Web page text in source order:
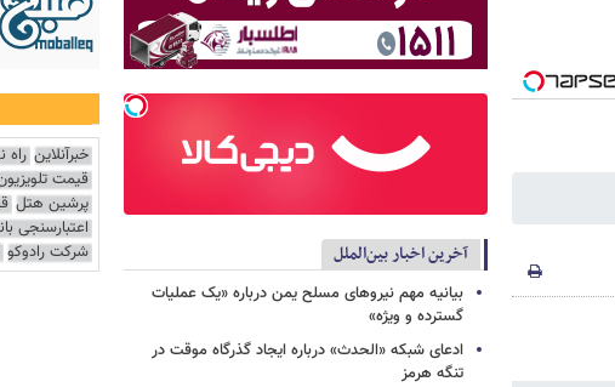
آخرین اخبار بین‌الملل
بیانیه مهم نیروهای مسلح یمن درباره «یک عملیات
گسترده و ویژه»
ادعای شبکه «الحدث» درباره ایجاد گذرگاه موقت در
تنگه هرمز
خبرآنلاین راه
قیمت
پرشین هتل
اعتبارسنجی
شرکت رادوکو